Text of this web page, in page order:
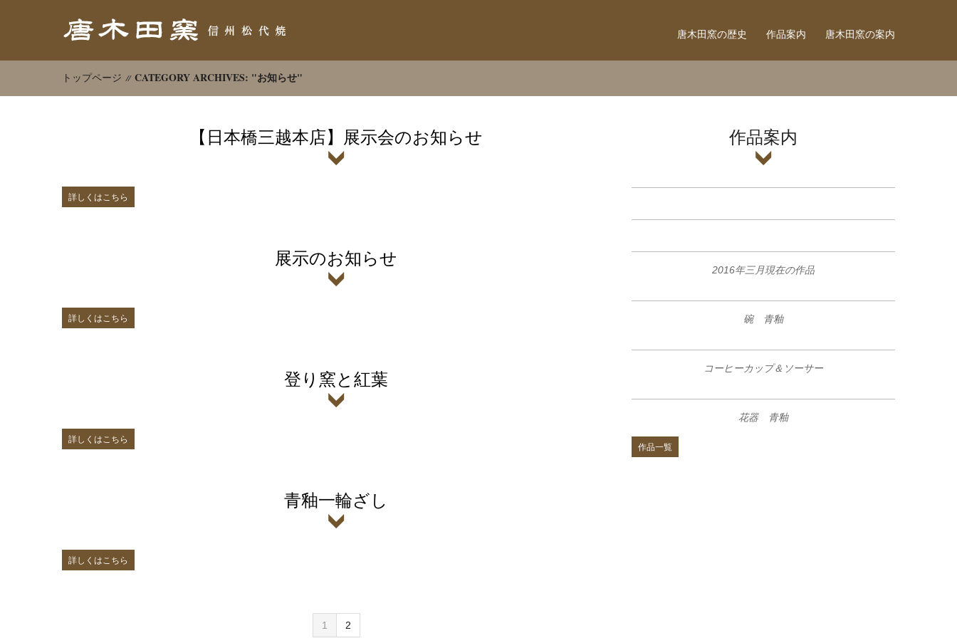
唐木田窯の歴史 作品案内 唐木田窯の案内
トップページ CATEGORY ARCHIVES: "お知らせ"
【日本橋三越本店】展示会のお知らせ
詳しくはこちら
展示のお知らせ
詳しくはこちら
登り窯と紅葉
詳しくはこちら
青釉一輪ざし
詳しくはこちら
1 2
作品案内
2016年三月現在の作品
碗 青釉
コーヒーカップ＆ソーサー
花器 青釉
作品一覧